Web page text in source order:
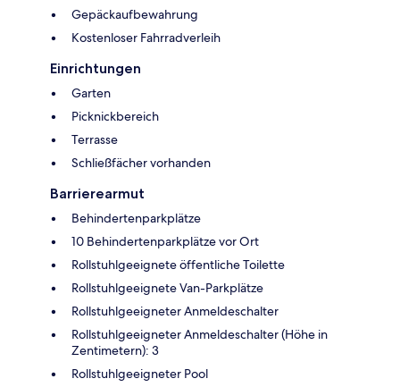
Gepäckaufbewahrung
Kostenloser Fahrradverleih
Einrichtungen
Garten
Picknickbereich
Terrasse
Schließfächer vorhanden
Barrierearmut
Behindertenparkplätze
10 Behindertenparkplätze vor Ort
Rollstuhlgeeignete öffentliche Toilette
Rollstuhlgeeignete Van-Parkplätze
Rollstuhlgeeigneter Anmeldeschalter
Rollstuhlgeeigneter Anmeldeschalter (Höhe in
Zentimetern): 3
Rollstuhlgeeigneter Pool